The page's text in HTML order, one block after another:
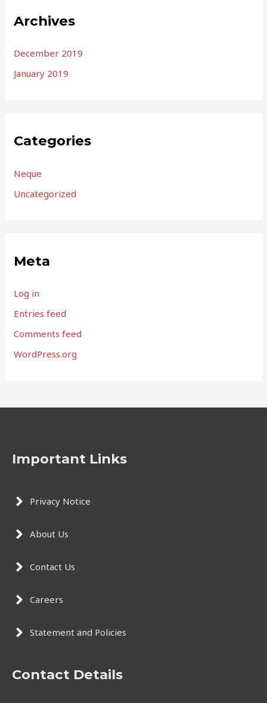
Archives
December 2019
January 2019
Categories
Neque
Uncategorized
Meta
Log in
Entries feed
Comments feed
WordPress.org
Important Links
Privacy Notice
About Us
Contact Us
Careers
Statement and Policies
Contact Details